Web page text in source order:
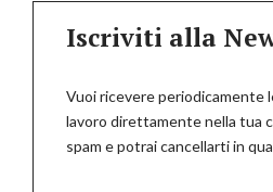
Iscriviti alla
Vuoi ricevere periodicamente
lavoro direttamente nella tua
spam e potrai cancellarti in